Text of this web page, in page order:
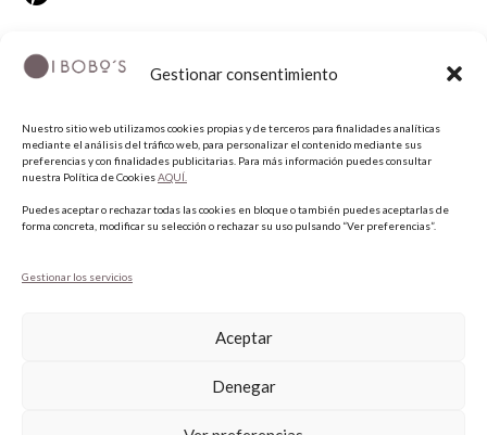
Gestionar consentimiento
Nuestro sitio web utilizamos cookies propias y de terceros para finalidades analíticas
mediante el análisis del tráfico web, para personalizar el contenido mediante sus
preferencias y con finalidades publicitarias. Para más información puedes consultar
nuestra Política de CookiesAQUÍ.
Puedes aceptar o rechazar todas las cookies en bloque o también puedes aceptarlas de
forma concreta, modificar su selección o rechazar su uso pulsando “Ver preferencias”.
Gestionar los servicios
Aceptar
Denegar
COPYRIGHT © 2026 QUIERO UNAS BOBO'S.